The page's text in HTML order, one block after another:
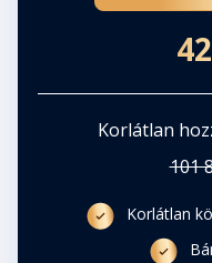
Korlátlan
101
Korlátlan